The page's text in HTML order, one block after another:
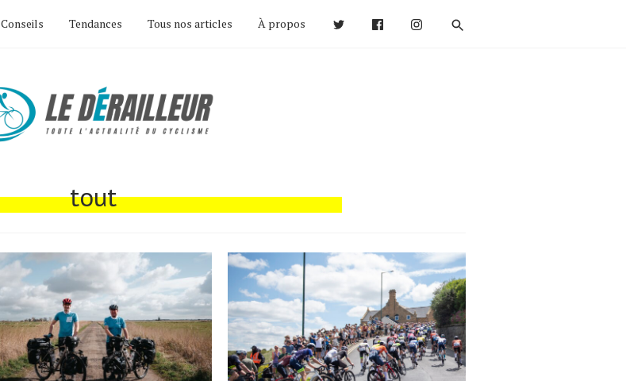
Conseils Tendances Tous nos articles À propos
tout